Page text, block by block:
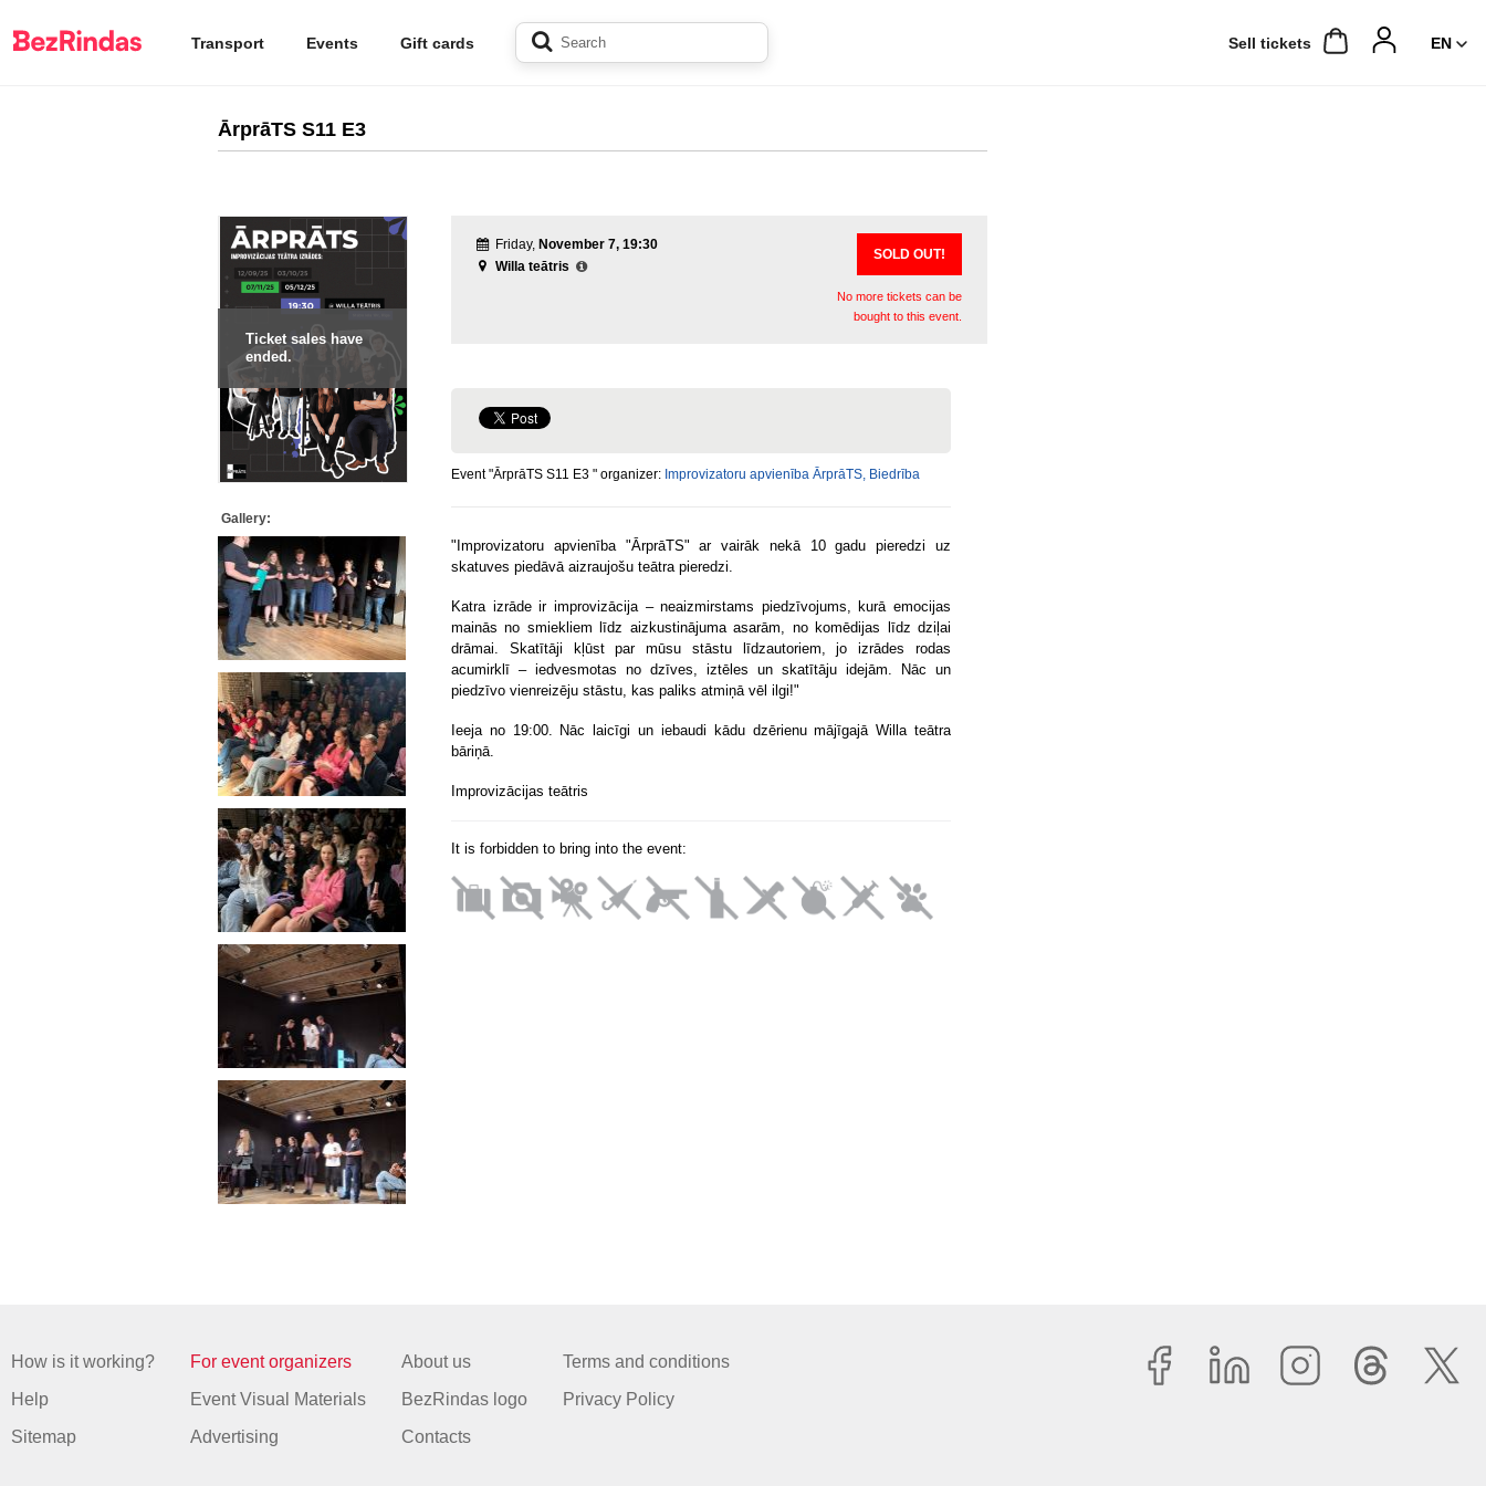
Transport Events Gift cards Sell ​​tickets
ĀrprāTS S11 E3
Ticket sales have
ended.
Gallery:
Friday, November 7, 19:30
Willa teātris
SOLD OUT!
No more tickets can be
bought to this event.
Event "ĀrprāTS S11 E3 " organizer: Improvizatoru apvienība ĀrprāTS, Biedrība
"Improvizatoru apvienība "ĀrprāTS" ar vairāk nekā 10 gadu pieredzi uz
skatuves piedāvā aizraujošu teātra pieredzi.
Katra izrāde ir improvizācija – neaizmirstams piedzīvojums, kurā emocijas
mainās no smiekliem līdz aizkustinājuma asarām, no komēdijas līdz dziļai
drāmai. Skatītāji kļūst par mūsu stāstu līdzautoriem, jo izrādes rodas
acumirklī – iedvesmotas no dzīves, iztēles un skatītāju idejām. Nāc un
piedzīvo vienreizēju stāstu, kas paliks atmiņā vēl ilgi!"
Ieeja no 19:00. Nāc laicīgi un iebaudi kādu dzērienu mājīgajā Willa teātra
bāriņā.
Improvizācijas teātris
It is forbidden to bring into the event:
How is it working?
Help
Sitemap
For event organizers
Event Visual Materials
Advertising
About us
BezRindas logo
Contacts
Terms and conditions
Privacy Policy